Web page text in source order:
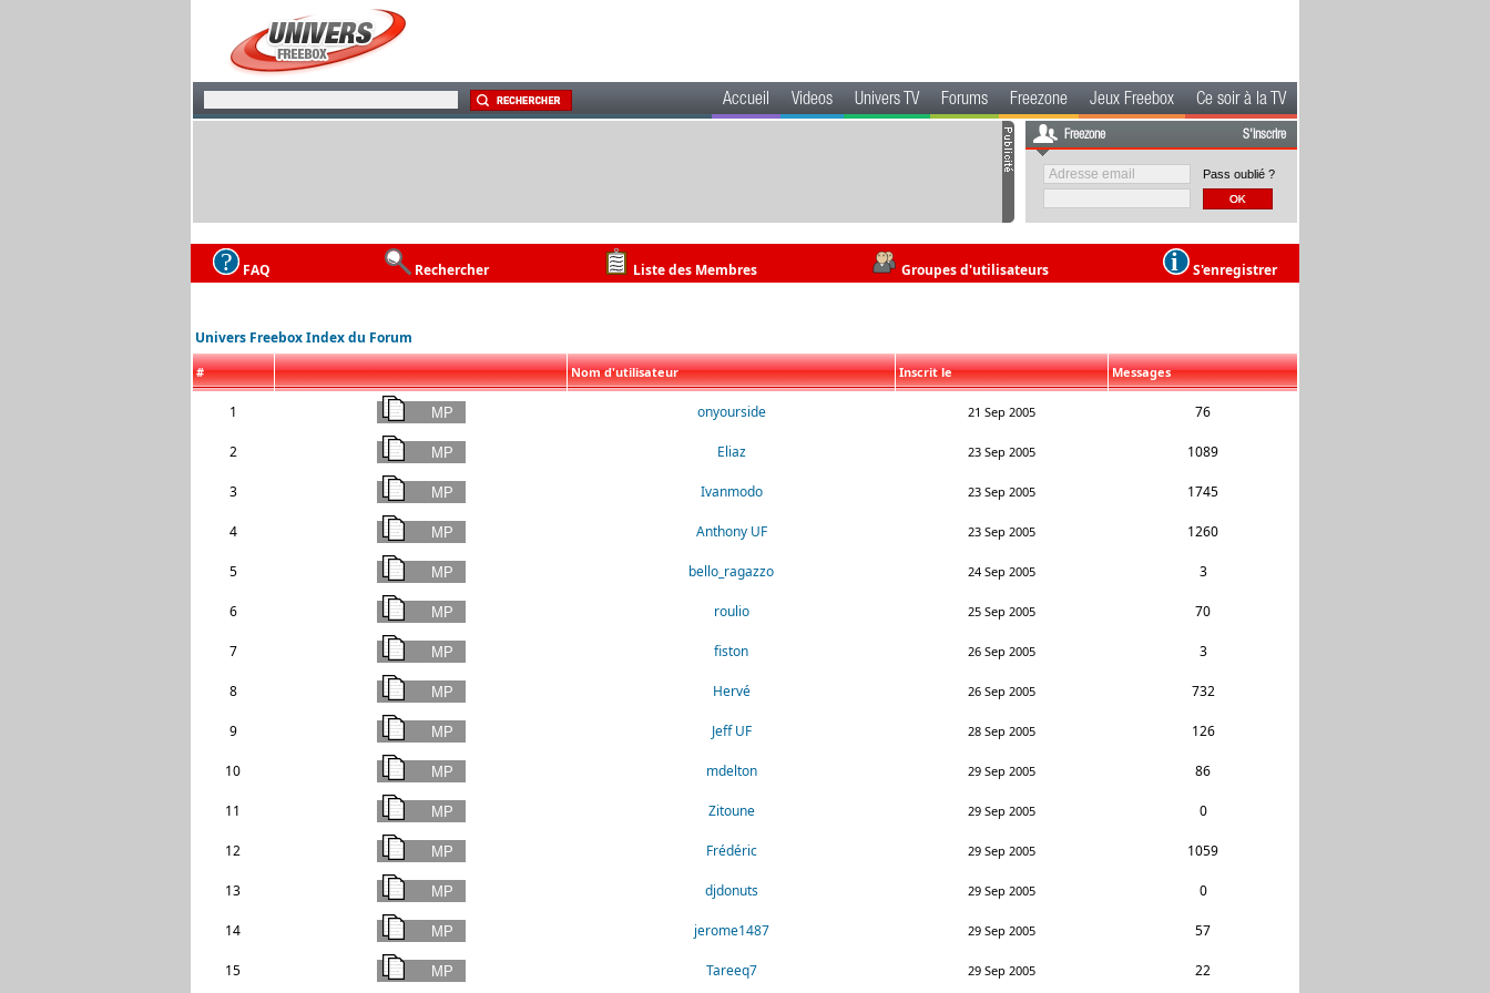
Accueil Videos Univers TV Forums Freezone Jeux Freebox Ce soir à la TV
Freezone S'inscrire
Pass oublié ?
FAQ Rechercher Liste des Membres Groupes d'utilisateurs S'enregistrer
Univers Freebox Index du Forum
# Nom d'utilisateur Inscrit le Messages
1 onyourside 21 Sep 2005 76
2 Eliaz 23 Sep 2005 1089
3 Ivanmodo 23 Sep 2005 1745
4 Anthony UF 23 Sep 2005 1260
5 bello_ragazzo 24 Sep 2005 3
6 roulio 25 Sep 2005 70
7 fiston 26 Sep 2005 3
8 Hervé 26 Sep 2005 732
9 Jeff UF 28 Sep 2005 126
10 mdelton 29 Sep 2005 86
11 Zitoune 29 Sep 2005 0
12 Frédéric 29 Sep 2005 1059
13 djdonuts 29 Sep 2005 0
14 jerome1487 29 Sep 2005 57
15 Tareeq7 29 Sep 2005 22